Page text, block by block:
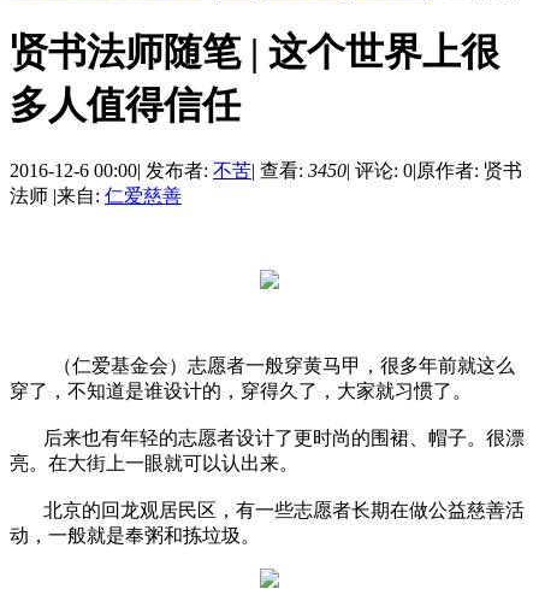
贤书法师随笔 | 这个世界上很
多人值得信任
2016-12-6 00:00| 发布者: 不苦| 查看: 3450| 评论: 0|原作者: 贤书
法师 |来自: 仁爱慈善
（仁爱基金会）志愿者一般穿黄马甲，很多年前就这么
穿了，不知道是谁设计的，穿得久了，大家就习惯了。
后来也有年轻的志愿者设计了更时尚的围裙、帽子。很漂
亮。在大街上一眼就可以认出来。
北京的回龙观居民区，有一些志愿者长期在做公益慈善活
动，一般就是奉粥和拣垃圾。